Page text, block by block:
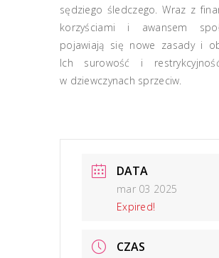
sędziego śledczego. Wraz z
korzyściami i awansem
pojawiają się nowe zasady i
Ich surowość i
w dziewczynach sprzeciw.
DATA
mar 03 2025
Expired!
CZAS